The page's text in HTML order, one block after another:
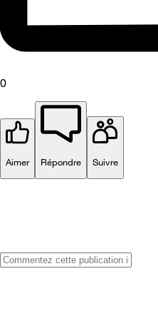
0
Aimer Répondre Suivre